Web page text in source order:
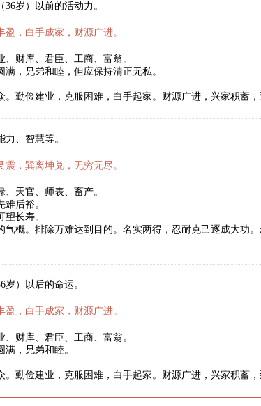
岁）以前的活动力。
盈，白手成家，财源广进。
财库、君臣、工商、富翁。
，兄弟和睦，但应保持清正无私。
勤俭建业，克服困难，白手起家。财源广进，兴家积蓄
、智慧等。
震，巽离坤兑，无穷无尽。
天官、师表、畜产。
后裕。
长寿。
概。排除万难达到目的。名实两得，忍耐克己逐成大功
）以后的命运。
盈，白手成家，财源广进。
财库、君臣、工商、富翁。
，兄弟和睦。
勤俭建业，克服困难，白手起家。财源广进，兴家积蓄